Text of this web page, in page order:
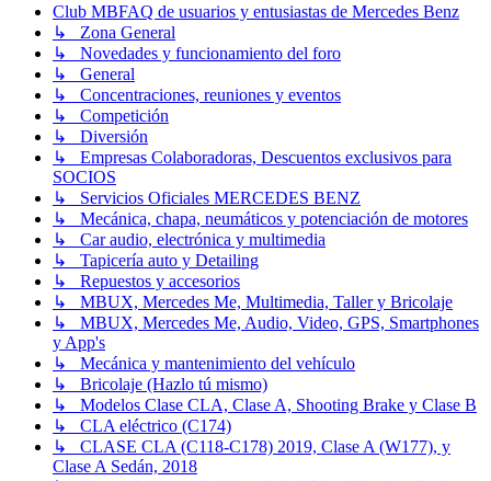
Club MBFAQ de usuarios y entusiastas de Mercedes Benz
↳ Zona General
↳ Novedades y funcionamiento del foro
↳ General
↳ Concentraciones, reuniones y eventos
↳ Competición
↳ Diversión
↳ Empresas Colaboradoras, Descuentos exclusivos para
SOCIOS
↳ Servicios Oficiales MERCEDES BENZ
↳ Mecánica, chapa, neumáticos y potenciación de motores
↳ Car audio, electrónica y multimedia
↳ Tapicería auto y Detailing
↳ Repuestos y accesorios
↳ MBUX, Mercedes Me, Multimedia, Taller y Bricolaje
↳ MBUX, Mercedes Me, Audio, Video, GPS, Smartphones
y App's
↳ Mecánica y mantenimiento del vehículo
↳ Bricolaje (Hazlo tú mismo)
↳ Modelos Clase CLA, Clase A, Shooting Brake y Clase B
↳ CLA eléctrico (C174)
↳ CLASE CLA (C118-C178) 2019, Clase A (W177), y
Clase A Sedán, 2018